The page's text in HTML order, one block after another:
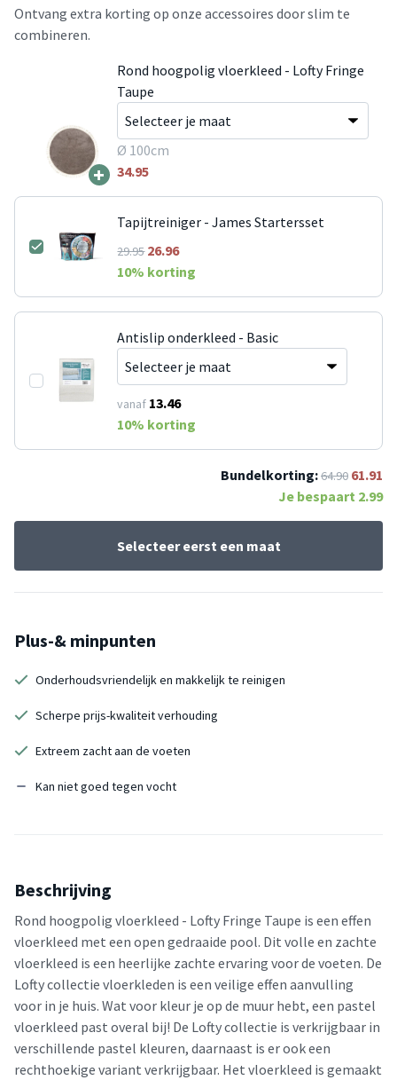
Ontvang extra korting op onze accessoires door slim te
combineren.
+
Rond hoogpolig vloerkleed - Lofty Fringe
Taupe
Ø 100cm
34.95
Tapijtreiniger - James Startersset
29.9526.96
10% korting
Antislip onderkleed - Basic
vanaf 13.46
10% korting
Bundelkorting:64.90 61.91
Je bespaart 2.99
Selecteer eerst een maat
Plus-& minpunten
Onderhoudsvriendelijk en makkelijk te reinigen
Scherpe prijs-kwaliteit verhouding
Extreem zacht aan de voeten
Kan niet goed tegen vocht
Beschrijving
Rond hoogpolig vloerkleed - Lofty Fringe Taupe is een effen
vloerkleed met een open gedraaide pool. Dit volle en zachte
vloerkleed is een heerlijke zachte ervaring voor de voeten. De
Lofty collectie vloerkleden is een veilige effen aanvulling
voor in je huis. Wat voor kleur je op de muur hebt, een pastel
vloerkleed past overal bij! De Lofty collectie is verkrijgbaar in
verschillende pastel kleuren, daarnaast is er ook een
rechthoekige variant verkrijgbaar. Het vloerkleed is gemaakt